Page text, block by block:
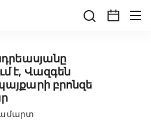
է, Վազգեն
բրոնզե